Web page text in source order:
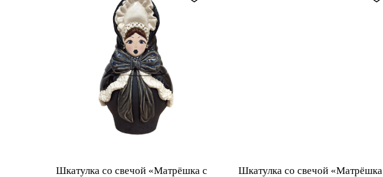
Шкатулка со свечой «Матрёшка с
Шкатулка со свечой «Матрёшка